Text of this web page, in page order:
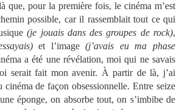
que, pour la première fois, le cinéma m’est
possible, car il rassemblait tout ce qui
(je jouais dans des groupes de rock),
et l’image(j’avais eu ma phase
a été une révélation, moi qui ne savais
serait fait mon avenir. À partir de là, j’ai
cinéma de façon obsessionnelle. Entre seize
éponge, on absorbe tout, on s’imbibe de